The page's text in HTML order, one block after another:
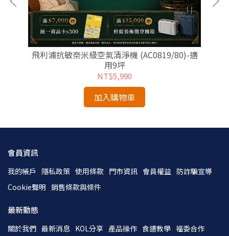
飛利浦抗敏奈米級空氣清淨機 (AC0819/80)-適
用9坪
NT$5,990
加入購物車
會員資訊
我的帳戶 隱私政策 使用條款 門市資訊 會員權益 防詐騙宣導
Cookie聲明 銷售條款與條件
最新動態
關於我們 最新消息 KOL分享 產品操作 食譜教學 福委合作